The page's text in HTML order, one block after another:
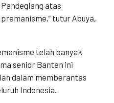
atas
tutur Abuya,
telah banyak
senior Banten ini
dalam memberantas
Indonesia.